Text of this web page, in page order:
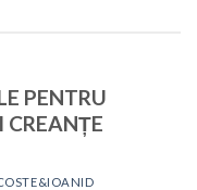
PENTRU
CREANȚE